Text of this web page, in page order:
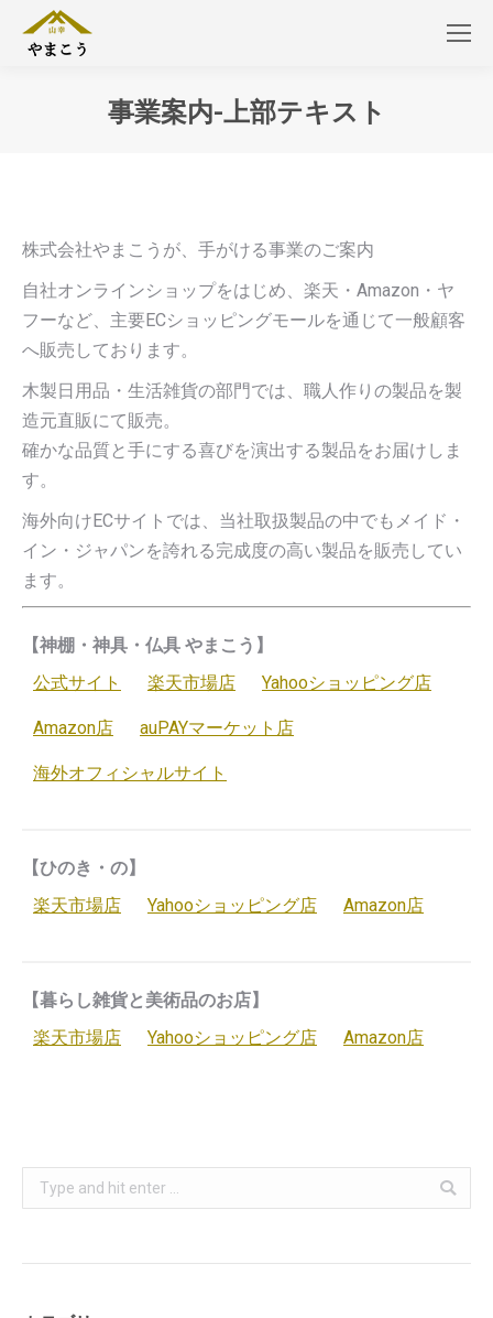
事業案内-上部テキスト
株式会社やまこうが、手がける事業のご案内
自社オンラインショップをはじめ、楽天・Amazon・ヤ
フーなど、主要ECショッピングモールを通じて一般顧客
へ販売しております。
木製日用品・生活雑貨の部門では、職人作りの製品を製
造元直販にて販売。
確かな品質と手にする喜びを演出する製品をお届けしま
す。
海外向けECサイトでは、当社取扱製品の中でもメイド・
イン・ジャパンを誇れる完成度の高い製品を販売してい
ます。
【神棚・神具・仏具 やまこう】
公式サイト
楽天市場店 Yahooショッピング店
Amazon店 auPAYマーケット店
海外オフィシャルサイト
【ひのき・の】
楽天市場店
Yahooショッピング店 Amazon店
【暮らし雑貨と美術品のお店】
楽天市場店
Yahooショッピング店 Amazon店
Search: